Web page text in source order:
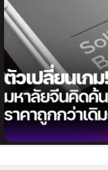
ตัวเปลี่ยนเกม! ม
State ใหม่ ราคาจ